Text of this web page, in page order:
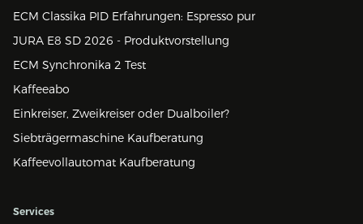
ECM Classika PID Erfahrungen: Espresso pur
JURA E8 SD 2026 - Produktvorstellung
ECM Synchronika 2 Test
Kaffeeabo
Einkreiser, Zweikreiser oder Dualboiler?
Siebträgermaschine Kaufberatung
Kaffeevollautomat Kaufberatung
Services